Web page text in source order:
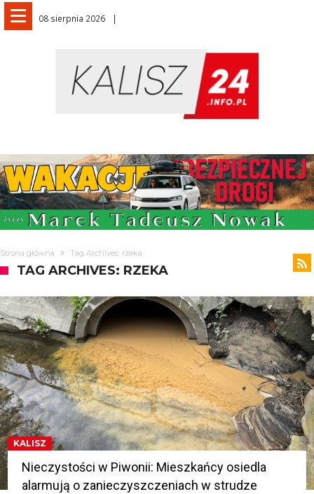
08 sierpnia 2026
Strona główna Tag Archives: rzeka
TAG ARCHIVES: RZEKA
KALISZ
Nieczystości w Piwonii: Mieszkańcy osiedla
alarmują o zanieczyszczeniach w strudze